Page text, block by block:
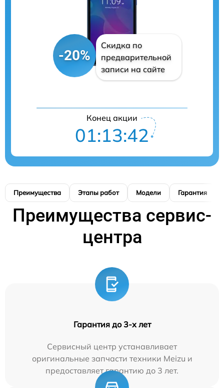
-20%
Скидка по
предварительной
записи на сайте
Конец акции
01:13:41
Преимущества Этапы работ Модели Гарантия
Преимущества сервис-
центра
Гарантия до 3-х лет
Сервисный центр устанавливает
оригинальные запчасти техники Meizu и
предоставляет гарантию до 3 лет.